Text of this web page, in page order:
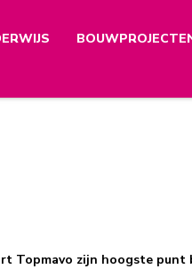
Topmavo zijn hoogste punt